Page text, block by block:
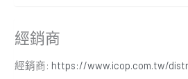
經銷商
經銷商: https://www.icop.com.tw/